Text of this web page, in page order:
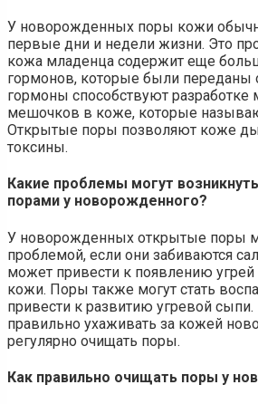
У новорожденных поры кожи
первые дни и недели жизни. Это
кожа младенца содержит еще
гормонов, которые были переданы
гормоны способствуют разработке
мешочков в коже, которые
Открытые поры позволяют коже
токсины.
Какие проблемы могут
порами у новорожденного?
У новорожденных открытые поры
проблемой, если они забиваются
может привести к появлению
кожи. Поры также могут стать
привести к развитию угревой
правильно ухаживать за кожей
регулярно очищать поры.
Как правильно очищать поры у